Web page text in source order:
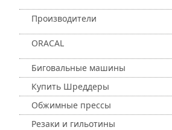
Производители
ORACAL
Биговальные машины
Купить Шреддеры
Обжимные прессы
Резаки и гильотины